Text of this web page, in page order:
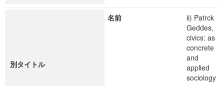
別タイトル
名前
ii) Patrck
Geddes,
civics: as
concrete
and
applied
sociology